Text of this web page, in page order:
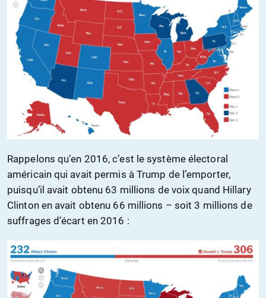
Rappelons qu’en 2016, c’est le système électoral
américain qui avait permis à Trump de l’emporter,
puisqu’il avait obtenu 63 millions de voix quand Hillary
Clinton en avait obtenu 66 millions – soit 3 millions de
suffrages d’écart en 2016 :